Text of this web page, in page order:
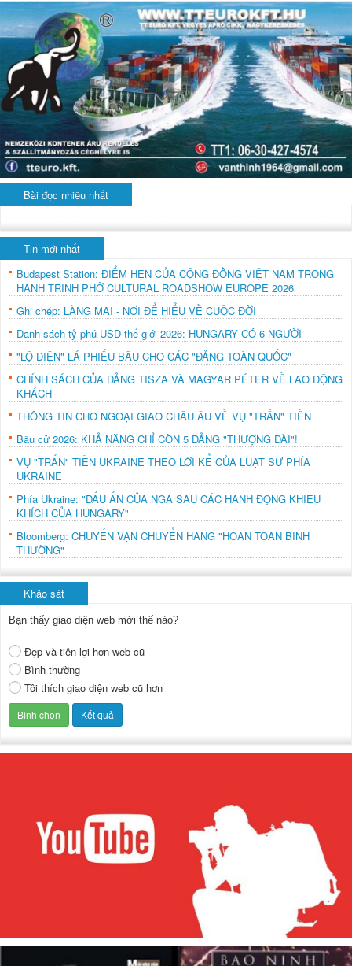
Bài đọc nhiều nhất
Tin mới nhất
Budapest Station: ĐIỂM HẸN CỦA CỘNG ĐỒNG VIỆT NAM TRONG
HÀNH TRÌNH PHỞ CULTURAL ROADSHOW EUROPE 2026
Ghi chép: LÀNG MAI - NƠI ĐỂ HIỂU VỀ CUỘC ĐỜI
Danh sách tỷ phú USD thế giới 2026: HUNGARY CÓ 6 NGƯỜI
"LỘ DIỆN" LÁ PHIẾU BẦU CHO CÁC "ĐẢNG TOÀN QUỐC"
CHÍNH SÁCH CỦA ĐẢNG TISZA VÀ MAGYAR PÉTER VỀ LAO ĐỘNG
KHÁCH
THÔNG TIN CHO NGOẠI GIAO CHÂU ÂU VỀ VỤ "TRẤN" TIỀN
Bầu cử 2026: KHẢ NĂNG CHỈ CÒN 5 ĐẢNG "THƯỢNG ĐÀI"!
VỤ "TRẤN" TIỀN UKRAINE THEO LỜI KỂ CỦA LUẬT SƯ PHÍA
UKRAINE
Phía Ukraine: "DẤU ẤN CỦA NGA SAU CÁC HÀNH ĐỘNG KHIÊU
KHÍCH CỦA HUNGARY"
Bloomberg: CHUYẾN VẬN CHUYỂN HÀNG "HOÀN TOÀN BÌNH
THƯỜNG"
Khảo sát
Bạn thấy giao diện web mới thế nào?
Đẹp và tiện lợi hơn web cũ
Bình thường
Tôi thích giao diện web cũ hơn